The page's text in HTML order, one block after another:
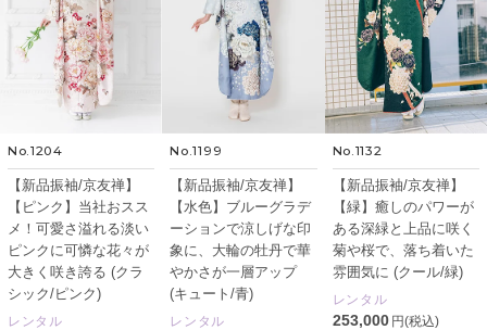
No.1204
【新品振袖/京友禅】
【ピンク】当社おスス
メ！可愛さ溢れる淡い
ピンクに可憐な花々が
大きく咲き誇る (クラ
シック/ピンク)
レンタル
No.1199
【新品振袖/京友禅】
【水色】ブルーグラデ
ーションで涼しげな印
象に、大輪の牡丹で華
やかさが一層アップ
(キュート/青)
レンタル
No.1132
【新品振袖/京友禅】
【緑】癒しのパワーが
ある深緑と上品に咲く
菊や桜で、落ち着いた
雰囲気に (クール/緑)
レンタル
253,000 円(税込)